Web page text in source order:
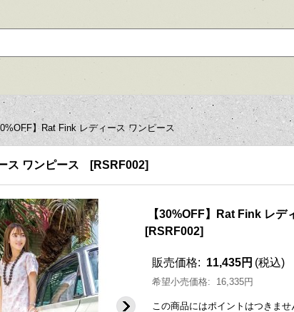
】Rat Fink レディース ワンピース
ス ワンピース [RSRF002]
【30%OFF】Rat Fink レデ
[RSRF002]
販売価格: 11,435円 (税込)
希望小売価格: 16,335円
この商品にはポイントはつきませ